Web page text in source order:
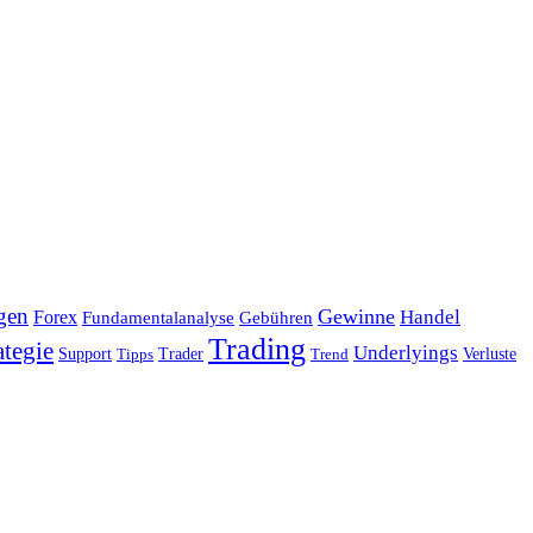
Forex Fundamentalanalyse Gebühren Gewinne Handel
Support Tipps Trader Trading Trend Underlyings Verluste